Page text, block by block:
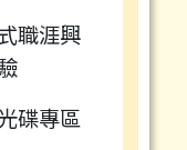
職涯興
碟專區